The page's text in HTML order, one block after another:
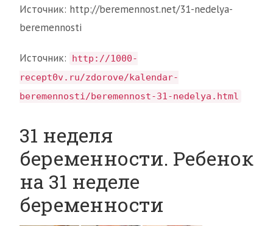
Источник: http://beremennost.net/31-nedelya-
beremennosti
Источник:
http://1000-
recept0v.ru/zdorove/kalendar-
beremennosti/beremennost-31-nedelya.html
31 неделя
беременности. Ребенок
на 31 неделе
беременности